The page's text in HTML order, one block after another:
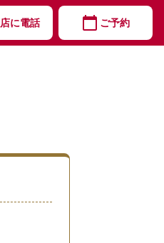
に電話 calendar_today ご予約